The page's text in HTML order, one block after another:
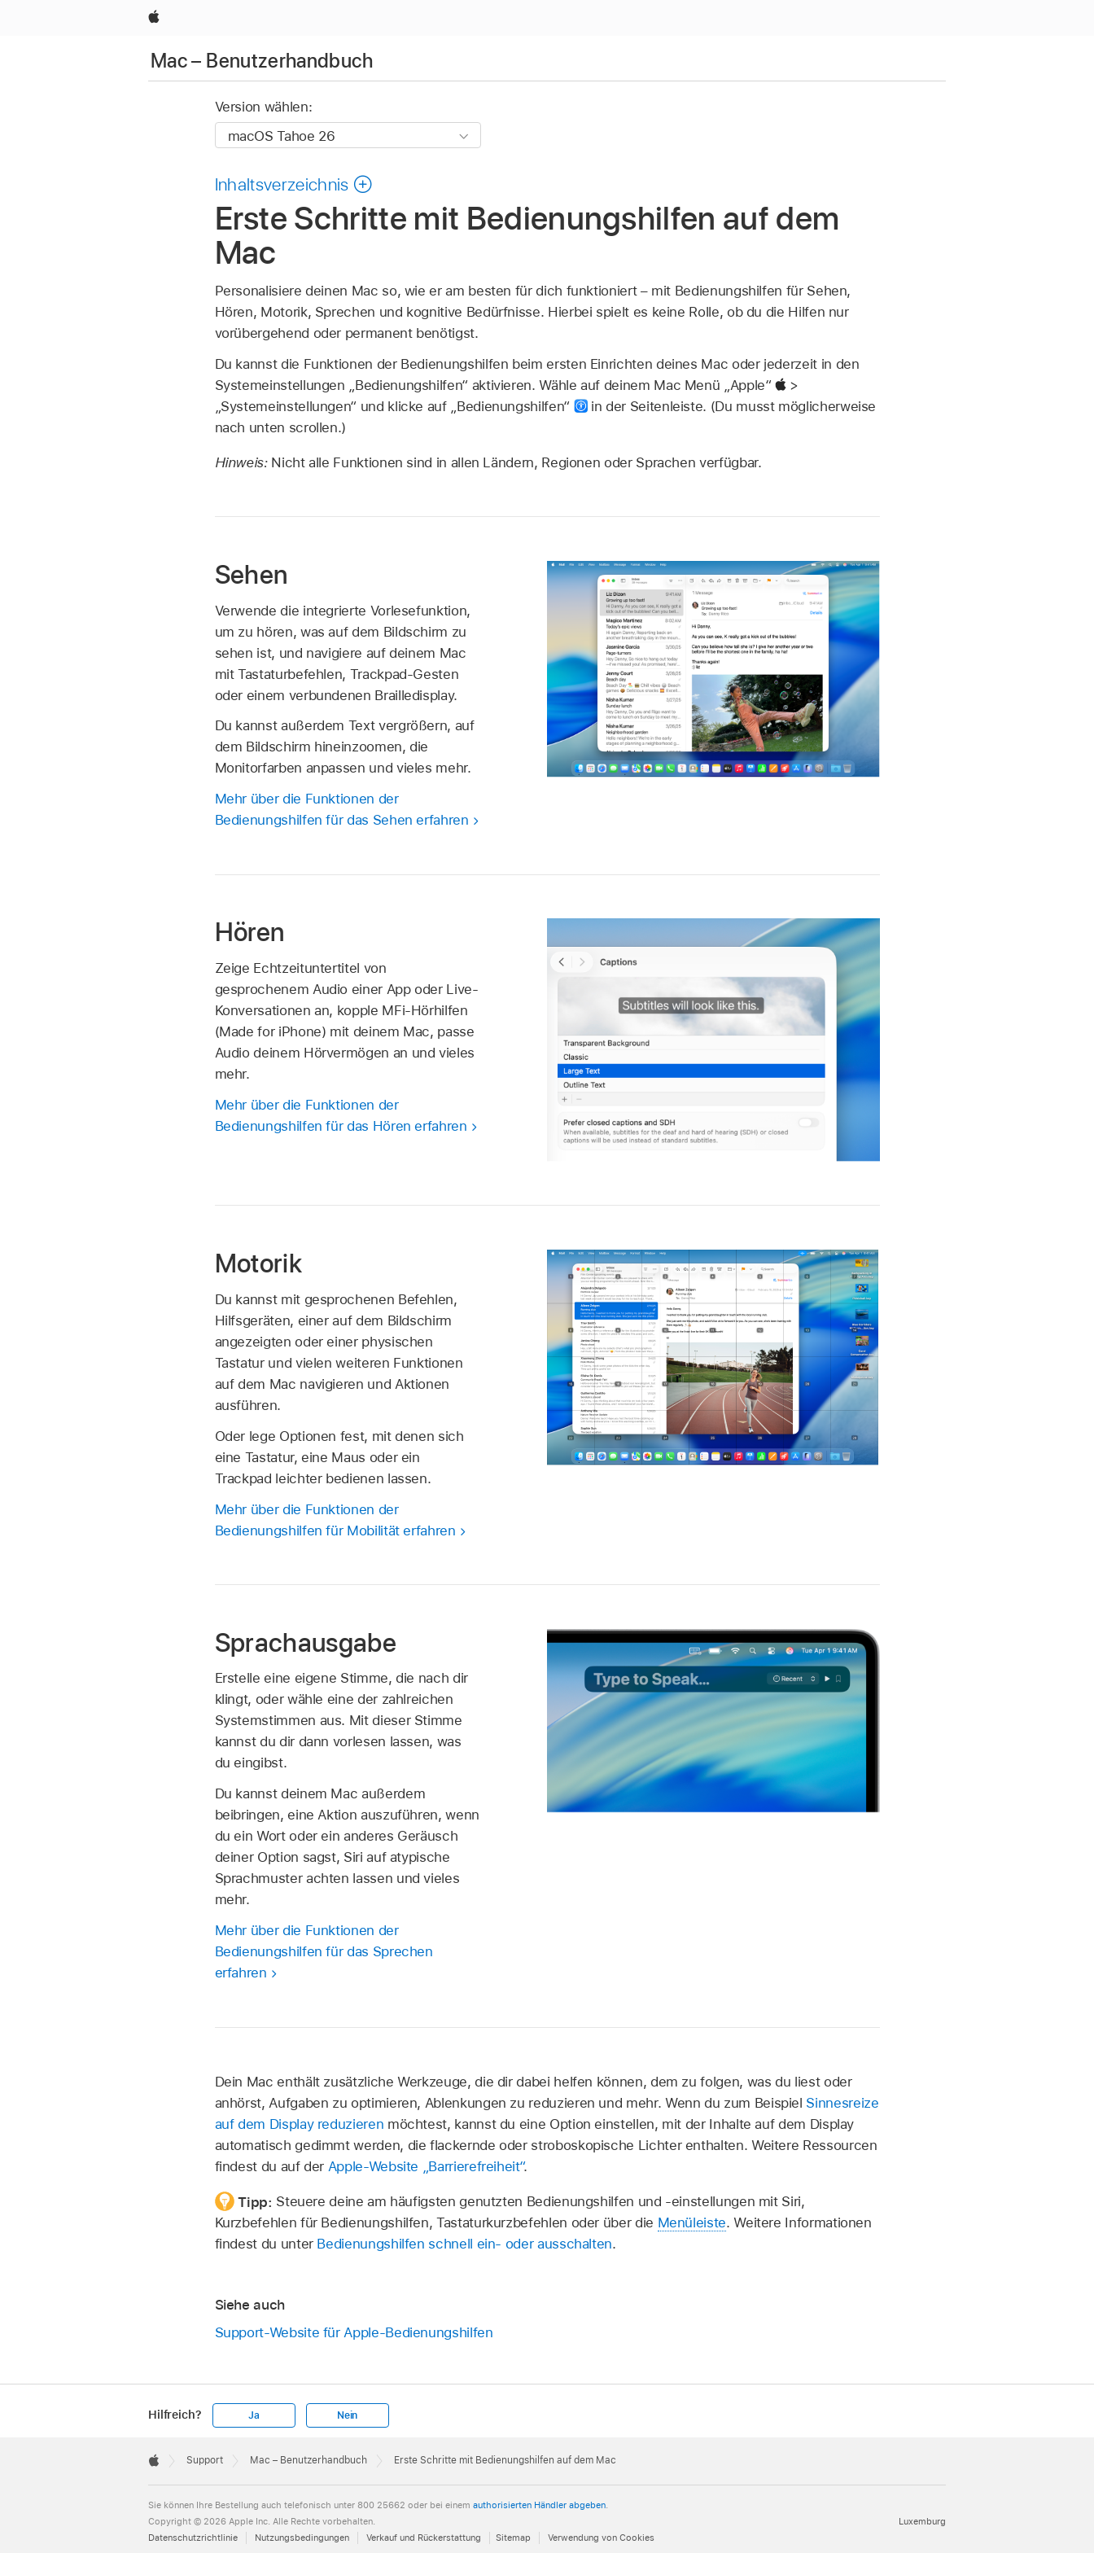
Apple
Mac – Benutzerhandbuch
Version wählen:
Inhaltsverzeichnis
Erste Schritte mit Bedienungshilfen auf dem
Mac
Personalisiere deinen Mac so, wie er am besten für dich funktioniert – mit Bedienungshilfen für Sehen,
Hören, Motorik, Sprechen und kognitive Bedürfnisse. Hierbei spielt es keine Rolle, ob du die Hilfen nur
vorübergehend oder permanent benötigst.
Du kannst die Funktionen der Bedienungshilfen beim ersten Einrichten deines Mac oder jederzeit in den
Systemeinstellungen „Bedienungshilfen“ aktivieren. Wähle auf deinem Mac Menü „Apple“
>
„Systemeinstellungen“ und klicke auf „Bedienungshilfen“
in der Seitenleiste. (Du musst möglicherweise
nach unten scrollen.)
Hinweis: Nicht alle Funktionen sind in allen Ländern, Regionen oder Sprachen verfügbar.
Sehen
Verwende die integrierte Vorlesefunktion,
um zu hören, was auf dem Bildschirm zu
sehen ist, und navigiere auf deinem Mac
mit Tastaturbefehlen, Trackpad-Gesten
oder einem verbundenen Brailledisplay.
Du kannst außerdem Text vergrößern, auf
dem Bildschirm hineinzoomen, die
Monitorfarben anpassen und vieles mehr.
Mehr über die Funktionen der
Bedienungshilfen für das Sehen erfahren
Hören
Zeige Echtzeituntertitel von
gesprochenem Audio einer App oder Live-
Konversationen an, kopple MFi-Hörhilfen
(Made for iPhone) mit deinem Mac, passe
Audio deinem Hörvermögen an und vieles
mehr.
Mehr über die Funktionen der
Bedienungshilfen für das Hören erfahren
Motorik
Du kannst mit gesprochenen Befehlen,
Hilfsgeräten, einer auf dem Bildschirm
angezeigten oder einer physischen
Tastatur und vielen weiteren Funktionen
auf dem Mac navigieren und Aktionen
ausführen.
Oder lege Optionen fest, mit denen sich
eine Tastatur, eine Maus oder ein
Trackpad leichter bedienen lassen.
Mehr über die Funktionen der
Bedienungshilfen für Mobilität erfahren
Sprachausgabe
Erstelle eine eigene Stimme, die nach dir
klingt, oder wähle eine der zahlreichen
Systemstimmen aus. Mit dieser Stimme
kannst du dir dann vorlesen lassen, was
du eingibst.
Du kannst deinem Mac außerdem
beibringen, eine Aktion auszuführen, wenn
du ein Wort oder ein anderes Geräusch
deiner Option sagst, Siri auf atypische
Sprachmuster achten lassen und vieles
mehr.
Mehr über die Funktionen der
Bedienungshilfen für das Sprechen
erfahren
Dein Mac enthält zusätzliche Werkzeuge, die dir dabei helfen können, dem zu folgen, was du liest oder
anhörst, Aufgaben zu optimieren, Ablenkungen zu reduzieren und mehr. Wenn du zum Beispiel Sinnesreize
auf dem Display reduzieren möchtest, kannst du eine Option einstellen, mit der Inhalte auf dem Display
automatisch gedimmt werden, die flackernde oder stroboskopische Lichter enthalten. Weitere Ressourcen
findest du auf der Apple-Website „Barrierefreiheit“.
Tipp: Steuere deine am häufigsten genutzten Bedienungshilfen und -einstellungen mit Siri,
Kurzbefehlen für Bedienungshilfen, Tastaturkurzbefehlen oder über die Menüleiste. Weitere Informationen
findest du unter Bedienungshilfen schnell ein- oder ausschalten.
Siehe auch
Support-Website für Apple-Bedienungshilfen
Hilfreich? Ja Nein
Footer

Support Mac – Benutzerhandbuch Erste Schritte mit Bedienungshilfen auf dem Mac
Sie können Ihre Bestellung auch telefonisch unter 800 25662 oder bei einem authorisierten Händler abgeben
Luxemburg
Copyright © 2026 Apple Inc. Alle Rechte vorbehalten.
Datenschutzrichtlinie
Nutzungsbedingungen Verkauf und Rückerstattung Sitemap Verwendung von Cookies